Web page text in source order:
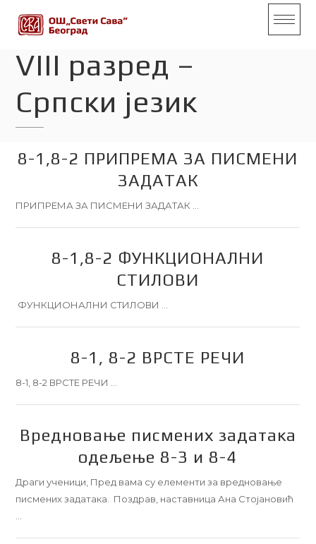
VIII разред –
Српски језик
8-1,8-2 ПРИПРЕМА ЗА ПИСМЕНИ
ЗАДАТАК
ПРИПРЕМА ЗА ПИСМЕНИ ЗАДАТАК …
8-1,8-2 ФУНКЦИОНАЛНИ
СТИЛОВИ
ФУНКЦИОНАЛНИ СТИЛОВИ …
8-1, 8-2 ВРСТЕ РЕЧИ
8-1, 8-2 ВРСТЕ РЕЧИ …
Вредновање писмених задатака
одељење 8-3 и 8-4
Драги ученици, Пред вама су елементи за вредновање
писмених задатака. Поздрав, наставница Ана Стојановић